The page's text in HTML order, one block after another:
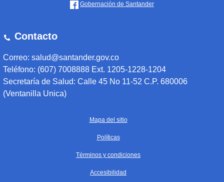
Gobernación de Santander
Contacto
Correo: salud@santander.gov.co
Teléfono: (607) 7008888 Ext. 1205-1228-1204
Secretaría de Salud: Calle 45 No 11-52 C.P. 680006
(Ventanilla Unica)
Mapa del sitio
Políticas
Términos y condiciones
Accesibilidad